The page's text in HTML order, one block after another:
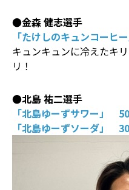
●金森 健志選手
「たけしのキュンコーヒ
キュンキュンに冷えたキ
リ！
●北島 祐二選手
「北島ゆーずサワー」
「北島ゆーずソーダ」